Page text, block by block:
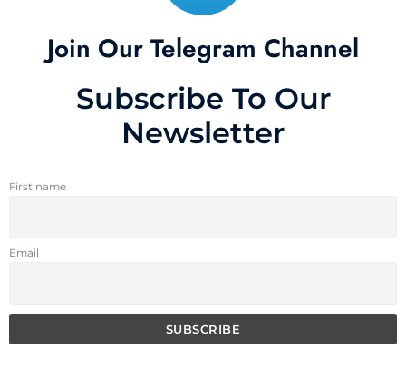
Join Our Telegram Channel
Subscribe To Our
Newsletter
First name
Email